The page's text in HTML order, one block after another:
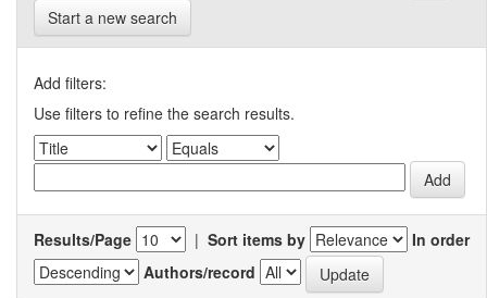
Start a new search
Add filters:
Use filters to refine the search results.
Results/Page | Sort items by
In order
Authors/record